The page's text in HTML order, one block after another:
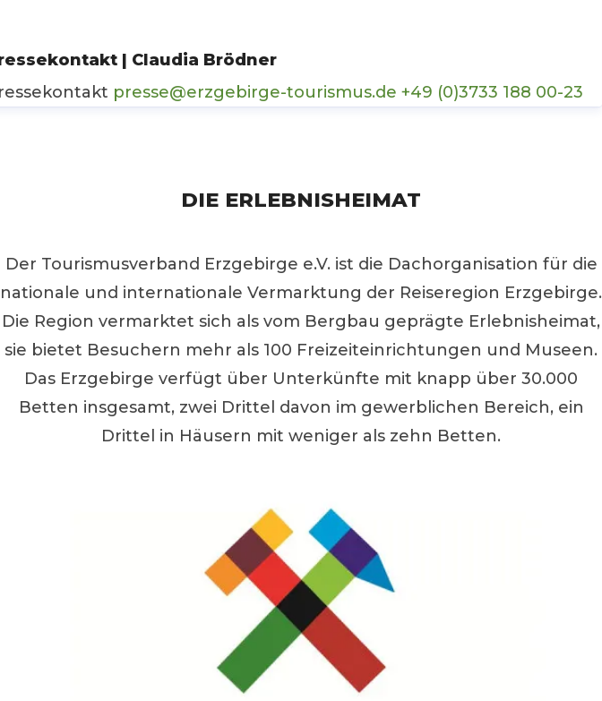
| Claudia Brödner
presse@erzgebirge-tourismus.de +49 (0)3733 188 00-23
DIE ERLEBNISHEIMAT
Der Tourismusverband Erzgebirge e.V. ist die Dachorganisation für die
nationale und internationale Vermarktung der Reiseregion Erzgebirge.
Die Region vermarktet sich als vom Bergbau geprägte Erlebnisheimat,
sie bietet Besuchern mehr als 100 Freizeiteinrichtungen und Museen.
Das Erzgebirge verfügt über Unterkünfte mit knapp über 30.000
Betten insgesamt, zwei Drittel davon im gewerblichen Bereich, ein
Drittel in Häusern mit weniger als zehn Betten.